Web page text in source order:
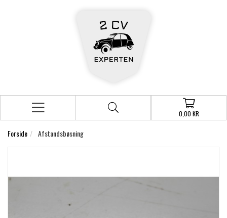
0,00 KR
Forside Afstandsbøsning